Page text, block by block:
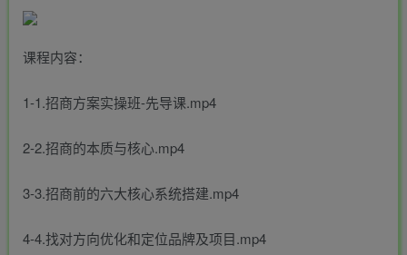
课程内容：
1-1.招商方案实操班-先导课.mp4
2-2.招商的本质与核心.mp4
3-3.招商前的六大核心系统搭建.mp4
4-4.找对方向优化和定位品牌及项目.mp4